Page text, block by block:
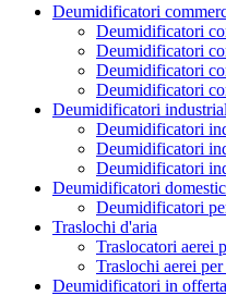
Deumidificatori
Deumidificatori
Deumidificatori
Deumidificatori
Deumidificatori
Deumidificatori
Deumidificatori
Deumidificatori
Deumidificatori
Deumidificatori
Deumidificatori
Traslochi d'aria
Traslocatori aerei
Traslochi aerei
Deumidificatori in